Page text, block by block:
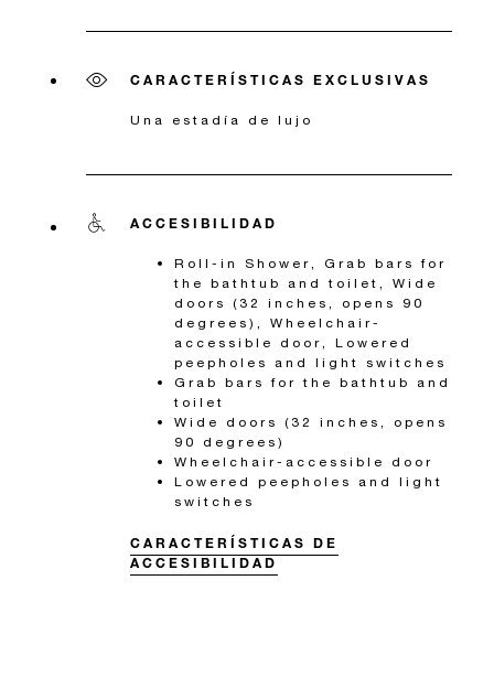
CARACTERÍSTICAS EXCLUSIVAS
Una estadía de lujo
ACCESIBILIDAD
Roll-in Shower, Grab bars for
the bathtub and toilet, Wide
doors (32 inches, opens 90
degrees), Wheelchair-
accessible door, Lowered
peepholes and light switches
Grab bars for the bathtub and
toilet
Wide doors (32 inches, opens
90 degrees)
Wheelchair-accessible door
Lowered peepholes and light
switches
CARACTERÍSTICAS DE
ACCESIBILIDAD